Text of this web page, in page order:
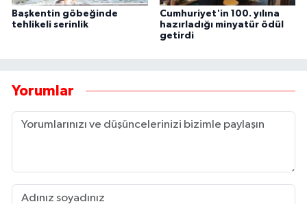
Başkentin göbeğinde
tehlikeli serinlik
Cumhuriyet'in 100. yılına
hazırladığı minyatür ödül
getirdi
Yorumlar